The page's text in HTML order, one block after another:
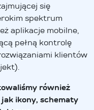
się
spektrum
aplikacje mobilne,
pełną kontrolę
klientów
również
ikony, schematy